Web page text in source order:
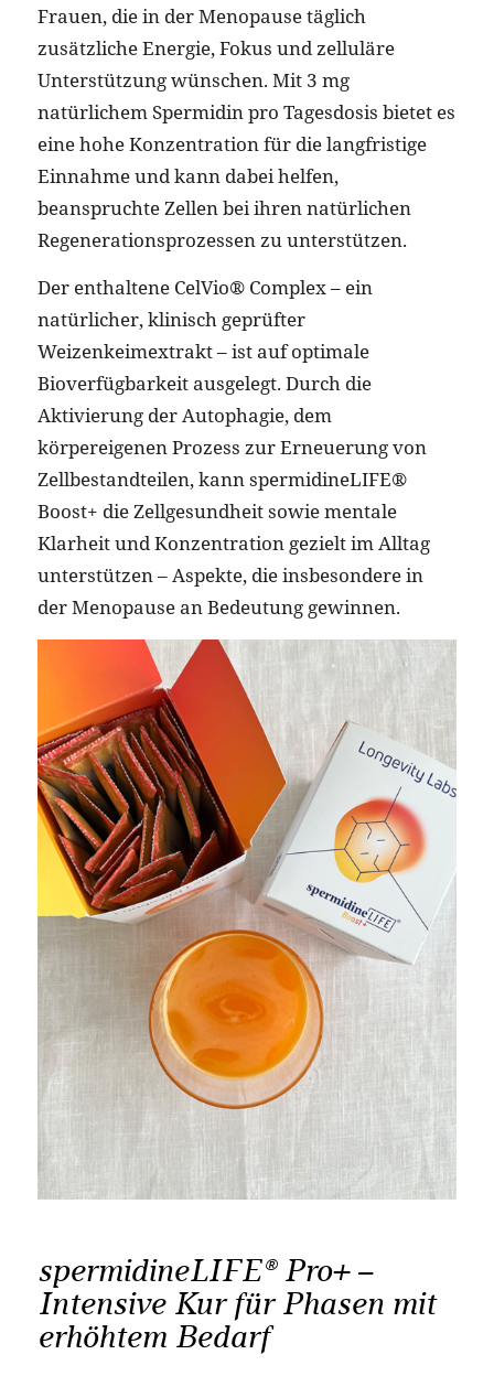
Frauen, die in der Menopause täglich
zusätzliche Energie, Fokus und zelluläre
Unterstützung wünschen. Mit 3 mg
natürlichem Spermidin pro Tagesdosis bietet es
eine hohe Konzentration für die langfristige
Einnahme und kann dabei helfen,
beanspruchte Zellen bei ihren natürlichen
Regenerationsprozessen zu unterstützen.
Der enthaltene CelVio® Complex – ein
natürlicher, klinisch geprüfter
Weizenkeimextrakt – ist auf optimale
Bioverfügbarkeit ausgelegt. Durch die
Aktivierung der Autophagie, dem
körpereigenen Prozess zur Erneuerung von
Zellbestandteilen, kann spermidineLIFE®
Boost+ die Zellgesundheit sowie mentale
Klarheit und Konzentration gezielt im Alltag
unterstützen – Aspekte, die insbesondere in
der Menopause an Bedeutung gewinnen.
spermidineLIFE® Pro+ –
Intensive Kur für Phasen mit
erhöhtem Bedarf